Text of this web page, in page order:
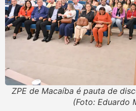
ZPE de Macaíba é pauta de
(Foto: Eduardo